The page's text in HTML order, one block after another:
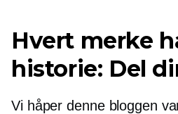
Hvert merke
historie: Del
Vi håper denne bloggen